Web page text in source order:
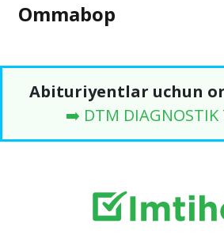
Ommabop
Abituriyentlar uchun
➡️ DTM DIAGNOSTIK